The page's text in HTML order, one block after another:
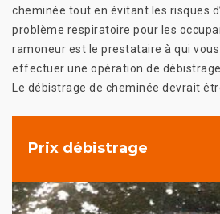
cheminée tout en évitant les risques
problème respiratoire pour les
ramoneur est le prestataire à qui
effectuer une opération de
Le débistrage de cheminée devrait
Prix débistrage